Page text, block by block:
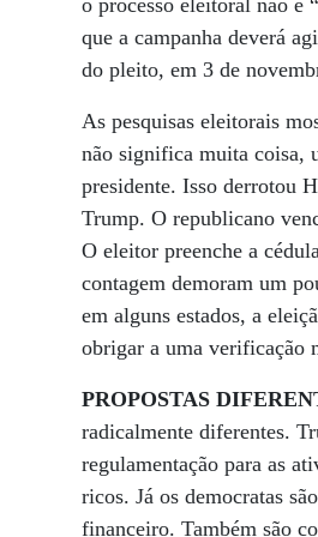
o processo eleitoral não é
que a campanha deverá
do pleito, em 3 de
As pesquisas eleitorais
não significa muita coisa,
presidente. Isso derrotou
Trump. O republicano
O eleitor preenche a
contagem demoram um
em alguns estados, a
obrigar a uma verificação
PROPOSTAS
radicalmente diferentes.
regulamentação para as
ricos. Já os democratas
financeiro. Também são